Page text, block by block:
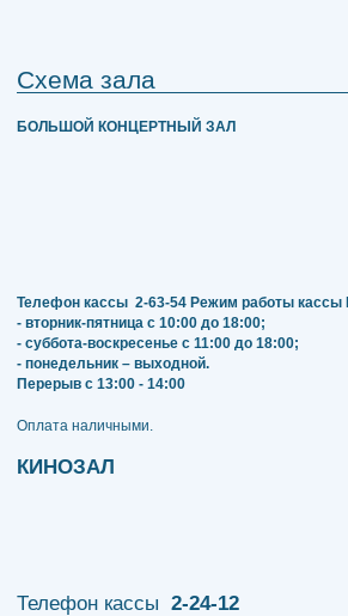
Схема зала
БОЛЬШОЙ КОНЦЕРТНЫЙ ЗАЛ
Телефон кассы 2-63-54 Режим работы кассы
- вторник-пятница с 10:00 до 18:00;
- суббота-воскресенье с 11:00 до 18:00;
- понедельник – выходной.
Перерыв с 13:00 - 14:00
​​​​​​​Оплата наличными.
КИНОЗАЛ
Телефон кассы 2-24-12